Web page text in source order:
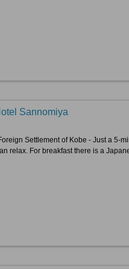
Sannomiya
Settlement of Kobe - Just a 5-
relax. For breakfast there is a